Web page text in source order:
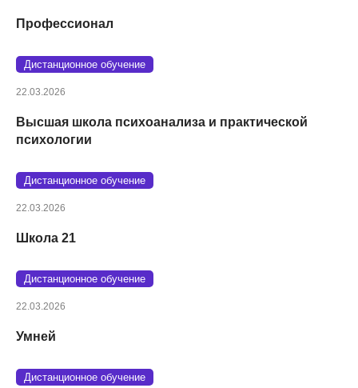
Профессионал
Дистанционное обучение
22.03.2026
Высшая школа психоанализа и практической
психологии
Дистанционное обучение
22.03.2026
Школа 21
Дистанционное обучение
22.03.2026
Умней
Дистанционное обучение